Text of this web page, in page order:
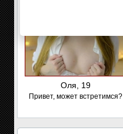
Оля, 19
Привет, может встретимся?